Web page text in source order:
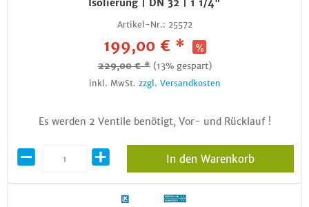
Isolierung | DN 32 | 1 1/4"
Artikel-Nr.: 25572
199,00 € *
229,00 € * (13% gespart)
inkl. MwSt. zzgl. Versandkosten
Es werden 2 Ventile benötigt, Vor- und Rücklauf !
In den Warenkorb